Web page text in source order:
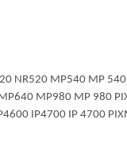
NR520 MP540 MP
MP980 MP 980
IP4700 IP 4700